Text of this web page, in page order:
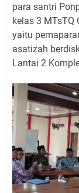
para santri
kelas 3 MTsTQ
yaitu
asatizah
Lantai 2